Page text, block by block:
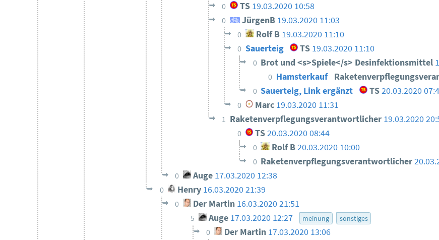
0 TS 19.03.2020 10:58
0 JürgenB 19.03.2020 11:03
0 Rolf B 19.03.2020 11:10
0 Sauerteig TS 19.03.2020 11:10
0 Brot und <s>Spiele</s> Desinfektionsmittel
0 Hamsterkauf
0 Sauerteig, Link ergänzt TS20.03.2020
0 Marc 19.03.2020 11:31
1 Raketenverpflegungsverantwortlicher 19.03.2020
0 TS 20.03.2020 08:44
0 Rolf B20.03.2020 10:00
0 Raketenverpflegungsverantwortlicher
0 Auge 17.03.2020 12:38
0 Henry 16.03.2020 21:39
0 Der Martin 16.03.2020 21:51
5 Auge 17.03.2020 12:27 meinung sonstiges
0 Der Martin 17.03.2020 13:06